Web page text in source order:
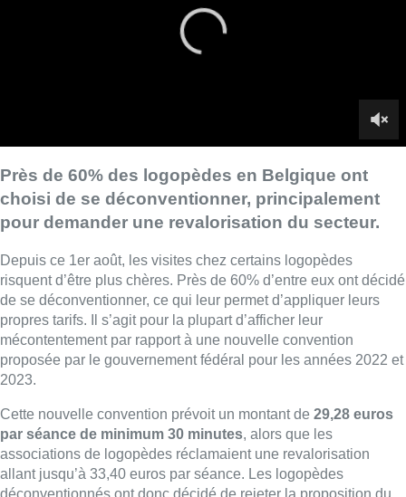
Depuis ce 1er août, les visites chez certains logopèdes
risquent d’être plus chères. Près de 60% d’entre eux ont décidé
de se déconventionner, ce qui leur permet d’appliquer leurs
proposée par le gouvernement fédéral pour les années 2022 et
Cette nouvelle convention prévoit un montant de29,28 euros
par séance de minimum 30 minutes
, alors que les
associations de logopèdes réclamaient une revalorisation
allant jusqu’à 33,40 euros par séance. Les logopèdes
déconventionnés ont donc décidé de rejeter la proposition du
fédéral et d’appliquer un prix par séance de 33,40 euros
Près de 4 euros de suppléments d’honoraire seront donc à
charge du patient, pour un coût total de près de 10 euros par
séance complète.Les patients à bas revenus bénéficiaires
de l’intervention majorée ne sont pas concernéspar cette
augmentation, mais de nombreuses mutualités, comme la
Mutualité Chrétienne ou Solidaris, s’inquiètent de cette hausse
des tarifs.
Prendre en compte plus de
pathologies